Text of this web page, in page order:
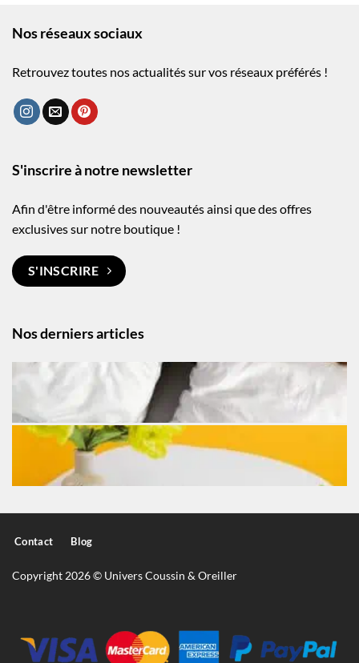
Nos réseaux sociaux
Retrouvez toutes nos actualités sur vos réseaux préférés !
Nos derniers articles
S'inscrire à notre newsletter
Afin d'être informé des nouveautés ainsi que des offres
exclusives sur notre boutique !
S'INSCRIRE
Contact Blog
Copyright 2026 © Univers Coussin & Oreiller